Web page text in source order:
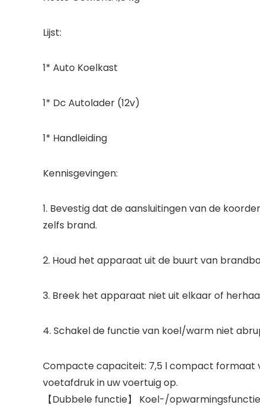
Lijst:
1* Auto Koelkast
1* Dc Autolader (12v)
1* Handleiding
Kennisgevingen:
1. Bevestig dat de aansluitingen van de
zelfs brand.
2. Houd het apparaat uit de buurt van
3. Breek het apparaat niet uit elkaar of
4. Schakel de functie van koel/warm niet
Compacte capaciteit: 7,5 l compact formaat
voetafdruk in uw voertuig op.
【Dubbele functie】 Koel-/